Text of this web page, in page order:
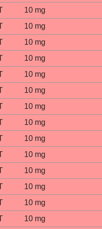
10 mg
10 mg
10 mg
10 mg
10 mg
10 mg
10 mg
10 mg
10 mg
10 mg
10 mg
10 mg
10 mg
10 mg